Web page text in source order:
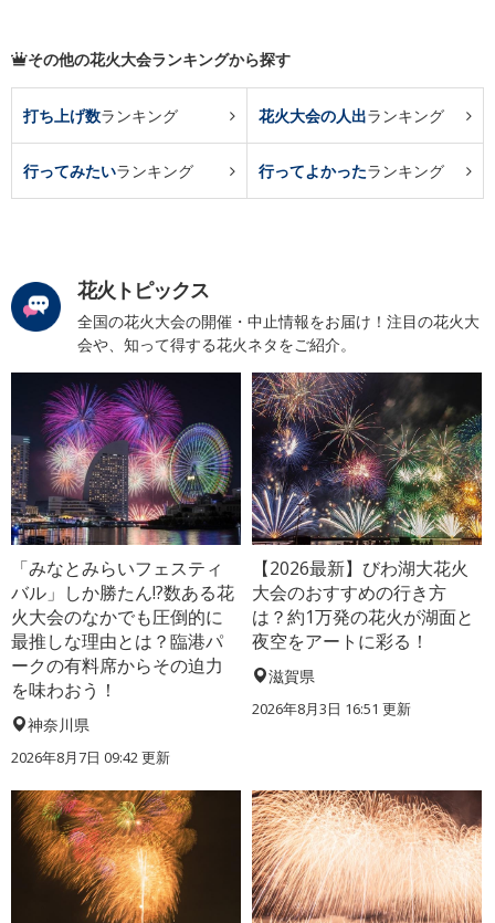
その他の花火大会ランキングから探す
打ち上げ数ランキング 花火大会の人出ランキング
行ってみたいランキング 行ってよかったランキング
花火トピックス
全国の花火大会の開催・中止情報をお届け！注目の花火大
会や、知って得する花火ネタをご紹介。
「みなとみらいフェスティ
バル」しか勝たん!?数ある花
火大会のなかでも圧倒的に
最推しな理由とは？臨港パ
ークの有料席からその迫力
を味わおう！
神奈川県
2026年8月7日 09:42 更新
【2026最新】びわ湖大花火
大会のおすすめの行き方
は？約1万発の花火が湖面と
夜空をアートに彩る！
滋賀県
2026年8月3日 16:51 更新